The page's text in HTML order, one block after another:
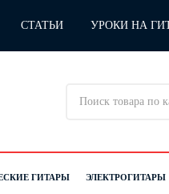
СТАТЬИ УРОКИ НА
ГИТАРЫ ЭЛЕКТРОГИТАРЫ